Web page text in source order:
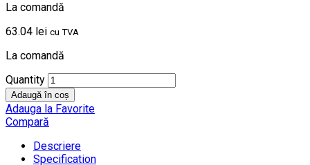
La comandă
63.04 lei cu TVA
La comandă
Quantity
Adaugă în coș
Adauga la Favorite
Compară
Descriere
Specification